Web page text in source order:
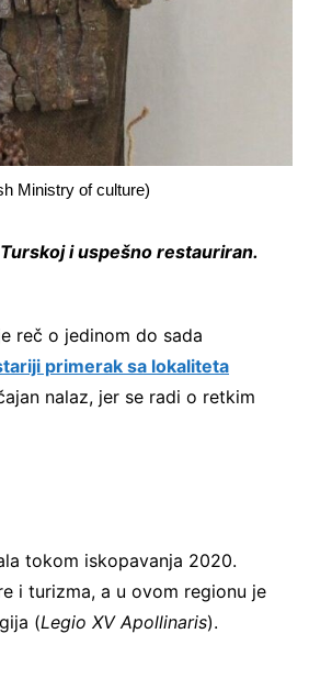
Ministry of culture)
i uspešno restauriran.
reč o jedinom do sada
primerak sa lokaliteta
nalaz, jer se radi o retkim
tokom iskopavanja 2020.
i turizma, a u ovom regionu je
(Legio XV Apollinaris).